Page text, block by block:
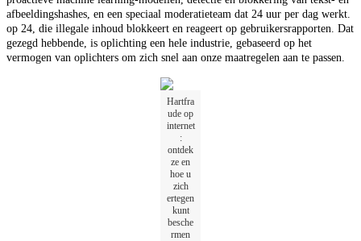
afbeeldingshashes, en een speciaal moderatieteam dat 24 uur per dag werkt.
op 24, die illegale inhoud blokkeert en reageert op gebruikersrapporten. Dat
gezegd hebbende, is oplichting een hele industrie, gebaseerd op het
vermogen van oplichters om zich snel aan onze maatregelen aan te passen.
Hartfra
ude op
internet
:
ontdek
ze en
hoe u
zich
ertegen
kunt
besche
rmen